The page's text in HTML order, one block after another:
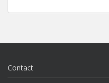
Contact